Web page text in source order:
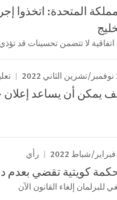
المتحدة: اتخذوا
لا تتضمن تحسينات قد
يمكن أن يساعد إعلان
رأي
كويتية تقضي بعدم
للبرلمان إلغاء القانون الآن